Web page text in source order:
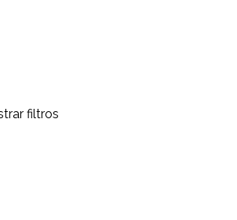
filtros